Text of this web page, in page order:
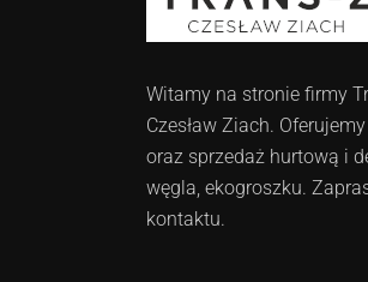
Witamy na stronie firmy
Czesław Ziach.
oraz sprzedaż hurtową i
węgla, ekogroszku.
kontaktu.